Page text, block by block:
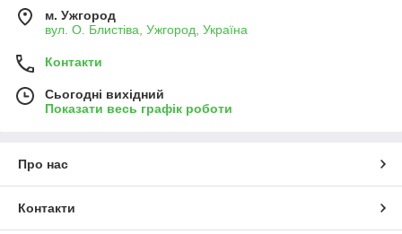
м. Ужгород
вул. О. Блистіва, Ужгород, Україна
Контакти
Сьогодні вихідний
Показати весь графік роботи
Про нас
Контакти